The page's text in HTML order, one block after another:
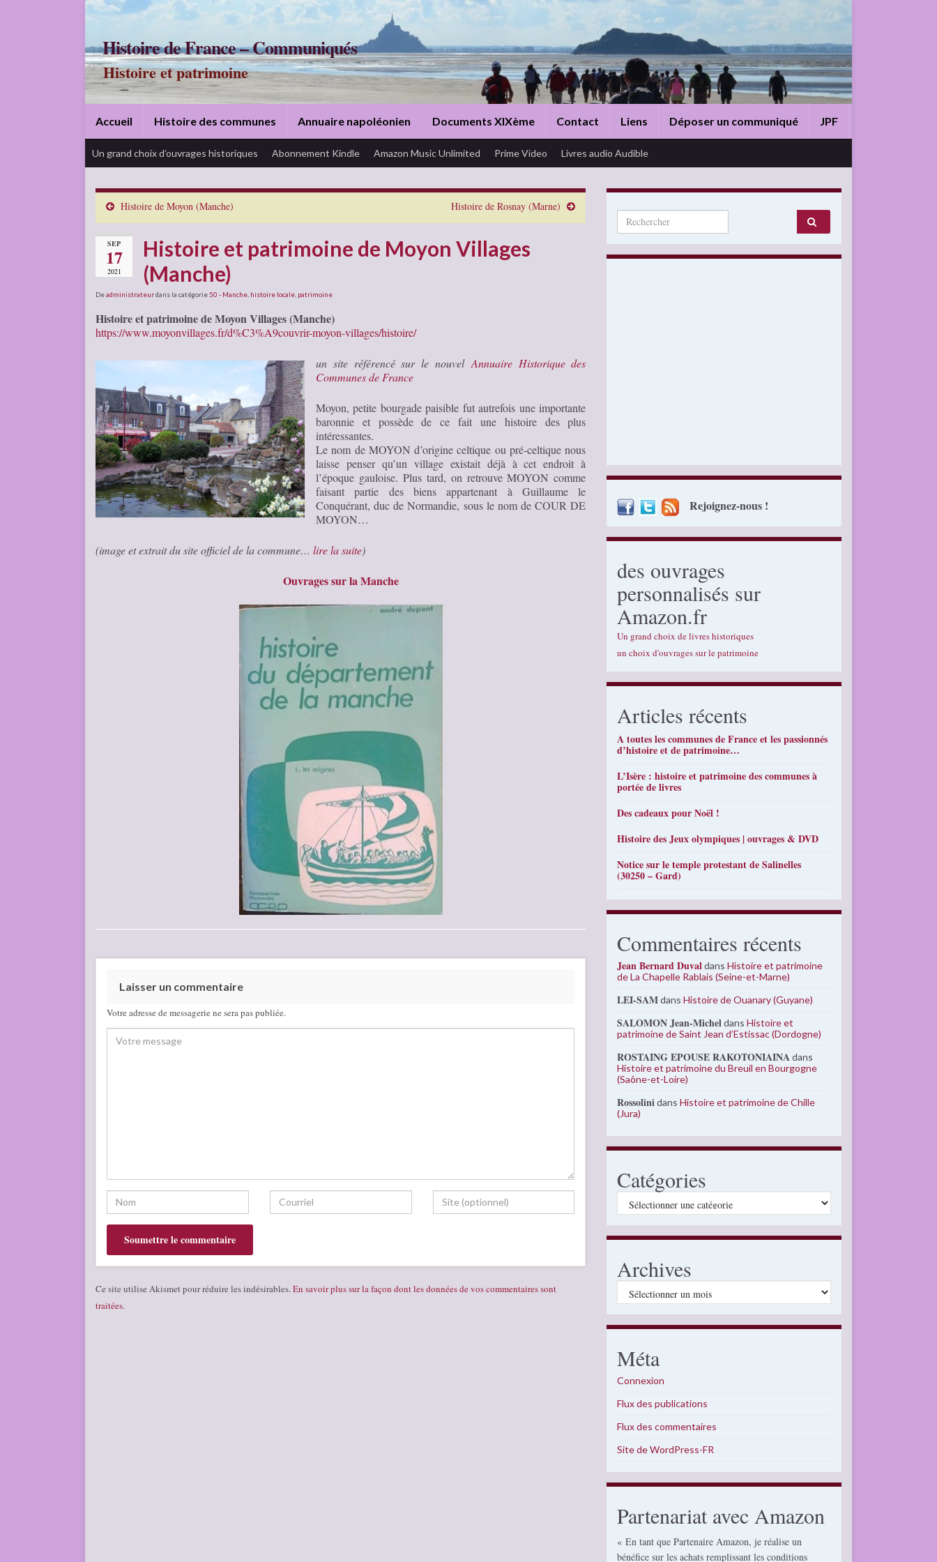
Histoire de France – Communiqués
Histoire et patrimoine
Accueil Histoire des communes Annuaire napoléonien Documents XIXème Contact Liens Déposer un communiqué JPF
Un grand choix d’ouvrages historiques Abonnement Kindle Amazon Music Unlimited Prime Video Livres audio Audible
Histoire de Moyon (Manche) Histoire de Rosnay (Marne)
SEP
17
2021
Histoire et patrimoine de Moyon Villages
(Manche)
Deadministrateurdans la catégorie 50 - Manche histoire locale patrimoine
Histoire et patrimoine de Moyon Villages (Manche)
https://www.moyonvillages.fr/d%C3%A9couvrir-moyon-villages/histoire/
un site référencé sur le nouvel Annuaire Historique des
Communes de France
Moyon, petite bourgade paisible fut autrefois une importante
baronnie et possède de ce fait une histoire des plus
intéressantes.
Le nom de MOYON d’origine celtique ou pré-celtique nous
laisse penser qu’un village existait déjà à cet endroit à
l’époque gauloise. Plus tard, on retrouve MOYON comme
faisant partie des biens appartenant à Guillaume le
Conquérant, duc de Normandie, sous le nom de COUR DE
MOYON…
(image et extrait du site officiel de la commune… lire la suite)
Ouvrages sur la Manche
Laisser un commentaire
Votre adresse de messagerie ne sera pas publiée.
Ce site utilise Akismet pour réduire les indésirables. En savoir plus sur la façon dont les données de vos commentaires sont
traitées.
Search for:
Rejoignez-nous !
des ouvrages
personnalisés sur
Amazon.fr
Un grand choix de livres historiques
un choix d'ouvrages sur le patrimoine
Articles récents
A toutes les communes de France et les passionnés
d’histoire et de patrimoine…
L’Isère : histoire et patrimoine des communes à
portée de livres
Des cadeaux pour Noël !
Histoire des Jeux olympiques | ouvrages & DVD
Notice sur le temple protestant de Salinelles
(30250 – Gard)
Commentaires récents
Jean Bernard DuvaldansHistoire et patrimoine
de La Chapelle Rablais (Seine-et-Marne)
LEI-SAMdansHistoire de Ouanary (Guyane)
SALOMON Jean-MicheldansHistoire et
patrimoine de Saint Jean d’Estissac (Dordogne)
ROSTAING EPOUSE RAKOTONIAINAdans
Histoire et patrimoine du Breuil en Bourgogne
(Saône-et-Loire)
RossolinidansHistoire et patrimoine de Chille
(Jura)
Catégories
Catégories
Archives
Archives
Méta
Connexion
Flux des publications
Flux des commentaires
Site de WordPress-FR
Partenariat avec Amazon
« En tant que Partenaire Amazon, je réalise un
bénéfice sur les achats remplissant les conditions